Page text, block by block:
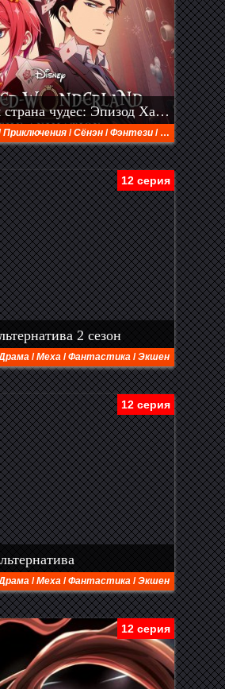
Искажённая страна чудес: Эпизод Хартслабьюла (2025)
Приключения /Сёнэн /Фэнтези / Школа
12 серия
2 сезон
/Меха /Фантастика /Экшен
12 серия
/Меха /Фантастика /Экшен
12 серия